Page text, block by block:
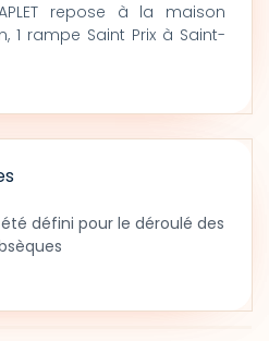
repose à la maison
1 rampe Saint Prix à Saint-
défini pour le déroulé des